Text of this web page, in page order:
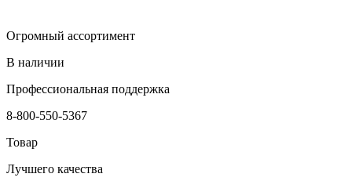
Огромный ассортимент
В наличии
Профессиональная поддержка
8-800-550-5367
Товар
Лучшего качества